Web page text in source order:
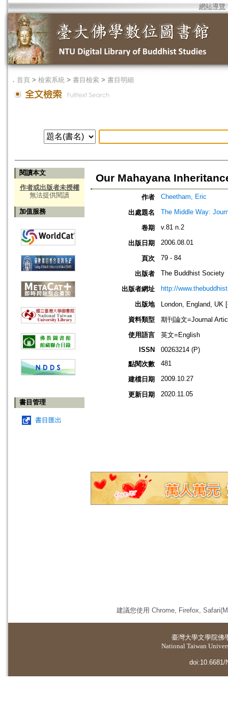
網站導覽
． 首頁 > 檢索系統 > 書目檢索 > 書目明細
閱讀本文
作者或出版者未授權
無法提供閱讀
加值服務
書目管理
書目匯出
Our Mahayana
作者 Cheetham, Eric
出處題名 The Middle Way:
卷期 v.81 n.2
出版日期 2006.08.01
頁次 79 - 84
出版者 The Buddhist Society
出版者網址 http://
出版地
London, England, UK
資料類型
期刊論文=Journal
使用語言
英文=English
ISSN
00263214 (P)
點閱次數
481
建檔日期 2009.10.27
更新日期 2020.11.05
建議您使用 Chrome, Firefox,
臺灣大學文學院佛
National Taiwan
doi:10.6681/